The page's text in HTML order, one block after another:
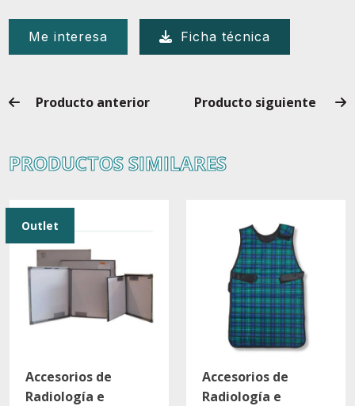
Me interesa Ficha técnica
Producto anterior Producto siguiente
PRODUCTOS SIMILARES
Accesorios de
Radiología e
Outlet
Accesorios de
Radiología e